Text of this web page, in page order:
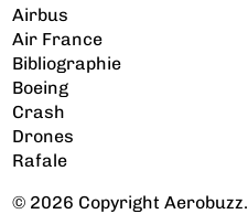
Airbus
Air France
Bibliographie
Boeing
Crash
Drones
Rafale
© 2026 Copyright Aerobuzz.